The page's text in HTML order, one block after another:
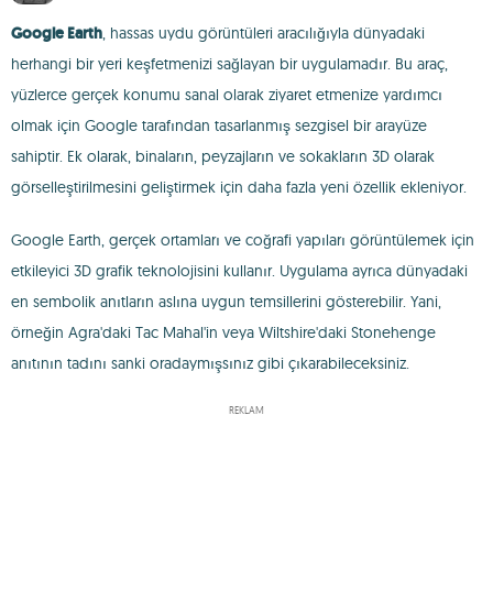
Google Earth, hassas uydu görüntüleri aracılığıyla dünyadaki
herhangi bir yeri keşfetmenizi sağlayan bir uygulamadır. Bu araç,
yüzlerce gerçek konumu sanal olarak ziyaret etmenize yardımcı
olmak için Google tarafından tasarlanmış sezgisel bir arayüze
sahiptir. Ek olarak, binaların, peyzajların ve sokakların 3D olarak
görselleştirilmesini geliştirmek için daha fazla yeni özellik ekleniyor.
Google Earth, gerçek ortamları ve coğrafi yapıları görüntülemek için
etkileyici 3D grafik teknolojisini kullanır. Uygulama ayrıca dünyadaki
en sembolik anıtların aslına uygun temsillerini gösterebilir. Yani,
örneğin Agra'daki Tac Mahal'in veya Wiltshire'daki Stonehenge
anıtının tadını sanki oradaymışsınız gibi çıkarabileceksiniz.
REKLAM